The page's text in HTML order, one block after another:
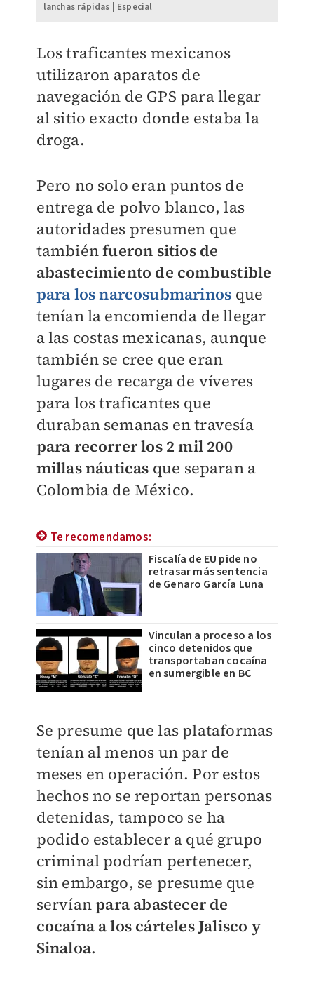
lanchas rápidas | Especial
Los traficantes mexicanos
utilizaron aparatos de
navegación de GPS para llegar
al sitio exacto donde estaba la
droga.
Pero no solo eran puntos de
entrega de polvo blanco, las
autoridades presumen que
tambiénfueron sitios de
abastecimiento de combustible
para los narcosubmarinos que
tenían la encomienda de llegar
a las costas mexicanas, aunque
también se cree que eran
lugares de recarga de víveres
para los traficantes que
duraban semanas en travesía
para recorrer los 2 mil 200
millas náuticas que separan a
Colombia de México.
Te recomendamos:
Fiscalía de EU pide no
retrasar más sentencia
de Genaro García Luna
Vinculan a proceso a los
cinco detenidos que
transportaban cocaína
en sumergible en BC
Se presume que las plataformas
tenían al menos un par de
meses en operación. Por estos
hechos no se reportan personas
detenidas, tampoco se ha
podido establecer a qué grupo
criminal podrían pertenecer,
sin embargo, se presume que
servíanpara abastecer de
cocaína a los cárteles Jalisco y
Sinaloa.